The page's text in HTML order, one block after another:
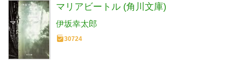
マリアビートル (角川文庫)
伊坂幸太郎
30724